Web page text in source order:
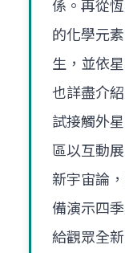
係。再從
的化學元
生，並依
也詳盡介
試接觸外
區以互動
新宇宙論
備演示四
給觀眾全